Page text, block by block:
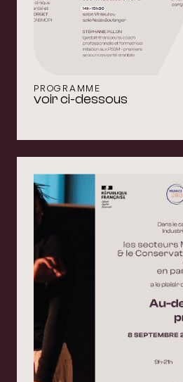
PROGRAMME
voir ci-dessous